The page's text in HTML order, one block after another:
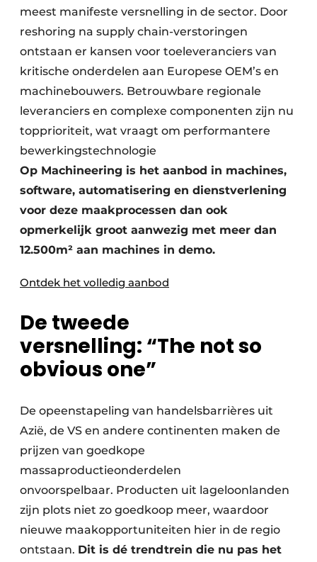
meest manifeste versnelling in de sector. Door
reshoring na supply chain-verstoringen
ontstaan er kansen voor toeleveranciers van
kritische onderdelen aan Europese OEM’s en
machinebouwers. Betrouwbare regionale
leveranciers en complexe componenten zijn nu
topprioriteit, wat vraagt om performantere
bewerkingstechnologie
Op Machineering is het aanbod in machines,
software, automatisering en dienstverlening
voor deze maakprocessen dan ook
opmerkelijk groot aanwezig met meer dan
12.500m² aan machines in demo.
Ontdek het volledig aanbod
De tweede
versnelling: “The not so
obvious one”
De opeenstapeling van handelsbarrières uit
Azië, de VS en andere continenten maken de
prijzen van goedkope
massaproductieonderdelen
onvoorspelbaar. Producten uit lageloonlanden
zijn plots niet zo goedkoop meer, waardoor
nieuwe maakopportuniteiten hier in de regio
ontstaan. Dit is dé trendtrein die nu pas het